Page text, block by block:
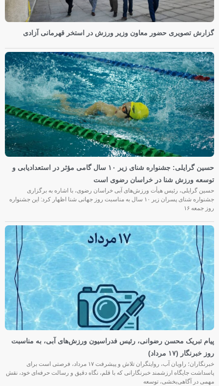
گزارش تصویری حضور معاون وزیر ورزش در استخر قهرمانی آزادی
حسین گرایلی: جشنواره شنای زیر ۱۰ سال گامی مؤثر در استعدادیابی و
توسعه ورزش شنا در خراسان رضوی است
حسین گرایلی، رئیس هیأت ورزش‌های آبی خراسان رضوی، با اشاره به برگزاری
جشنواره شنای پسران زیر ۱۰ سال به مناسبت روز جهانی شنا اظهار کرد: این جشنواره
روز جمعه‌ ۱۶
پیام تبریک محسن رضوانی، رئیس فدراسیون ورزش‌های آبی، به مناسبت
روز خبرنگار (۱۷ مرداد)
خبرنگاران؛ راویان آب، روایتگران تلاش و پیشرفت ۱۷ مرداد، فرصتی است برای
پاسداشت جایگاه ارزشمند خبرنگارانی که با قلم، نگاه دقیق و رسالت حرفه‌ای خود، نقش
مهمی در آگاهی‌بخشی، توسعه